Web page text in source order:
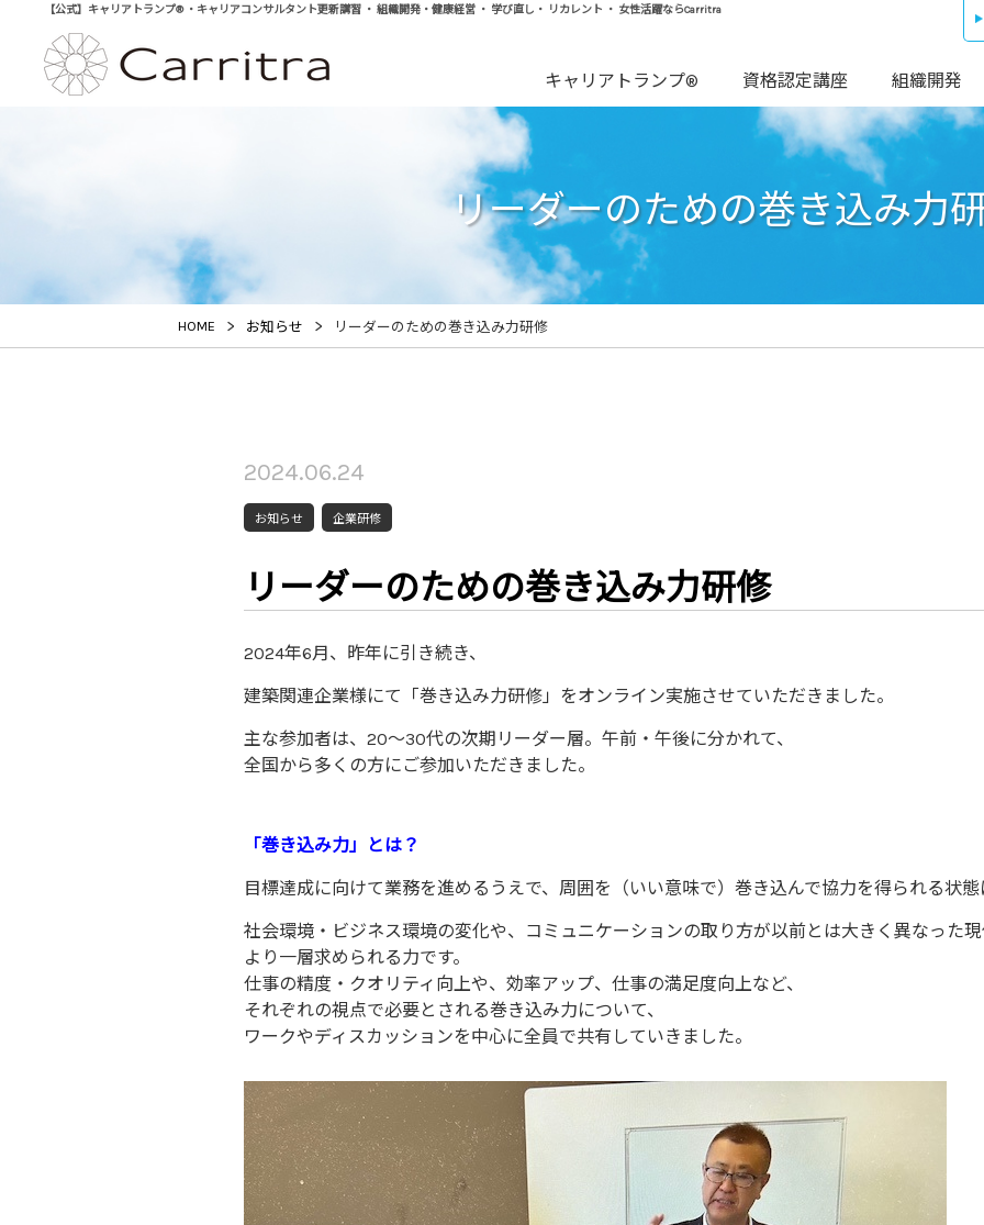
【公式】キャリアトランプ® ・キャリアコンサルタント更新講習 ・ 組織開発・健康経営 ・ 学び直し・ リカレント ・ 女性活躍ならCarritra
キャリアトランプ® 資格認定講座 組織開発
リーダーのための巻き込み力
HOME > お知らせ > リーダーのための巻き込み力研修
2024.06.24
お知らせ 企業研修
リーダーのための巻き込み力研修
2024年6月、昨年に引き続き、
建築関連企業様にて「巻き込み力研修」をオンライン実施させていただきました。
主な参加者は、20～30代の次期リーダー層。午前・午後に分かれて、
全国から多くの方にご参加いただきました。
「巻き込み力」とは？
目標達成に向けて業務を進めるうえで、周囲を（いい意味で）巻き込んで協力を得られる状態
社会環境・ビジネス環境の変化や、コミュニケーションの取り方が以前とは大きく異なった
より一層求められる力です。
仕事の精度・クオリティ向上や、効率アップ、仕事の満足度向上など、
それぞれの視点で必要とされる巻き込み力について、
ワークやディスカッションを中心に全員で共有していきました。